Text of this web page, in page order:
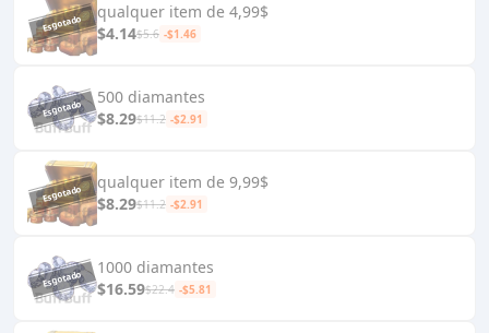
qualquer item de 4,99$
$4.14$5.6 -$1.46
500 diamantes
$8.29$11.2 -$2.91
qualquer item de 9,99$
$8.29$11.2 -$2.91
1000 diamantes
$16.59$22.4 -$5.81